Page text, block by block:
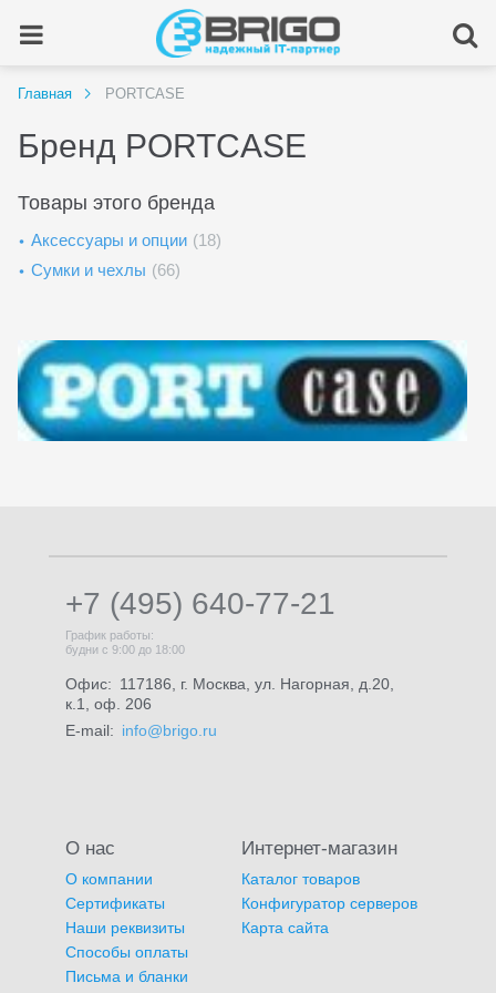
Главная PORTCASE
Бренд PORTCASE
Товары этого бренда
Аксессуары и опции (18)
Сумки и чехлы (66)
+7 (495) 640-77-21
График работы:
будни с 9:00 до 18:00
Офис: 117186, г. Москва, ул. Нагорная, д.20,
к.1, оф. 206
E-mail: info@brigo.ru
О нас
О компании
Сертификаты
Наши реквизиты
Способы оплаты
Письма и бланки
Интернет-магазин
Каталог товаров
Конфигуратор серверов
Карта сайта